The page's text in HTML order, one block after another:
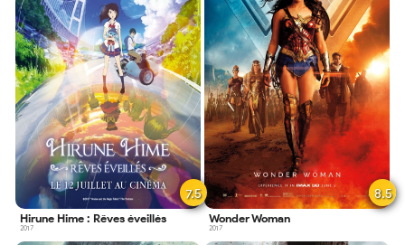
7.5
Hirune Hime : Rêves éveillés
2017
8.5
Wonder Woman
2017